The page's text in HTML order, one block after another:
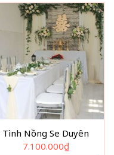
Tình Nồng Se Duyên
7.100.000₫